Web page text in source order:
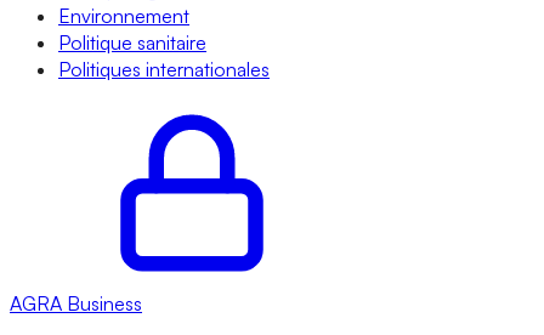
Environnement
Politique sanitaire
Politiques internationales
AGRA Business